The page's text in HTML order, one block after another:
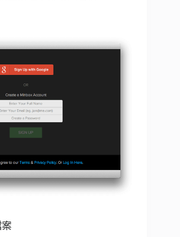
案